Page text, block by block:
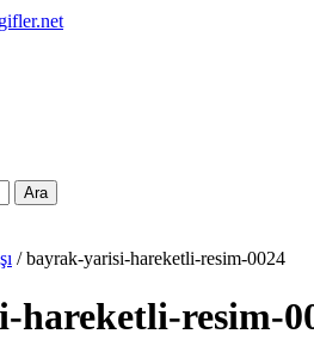
Ara
/ bayrak-yarisi-hareketli-resim-0024
hareketli-resim-